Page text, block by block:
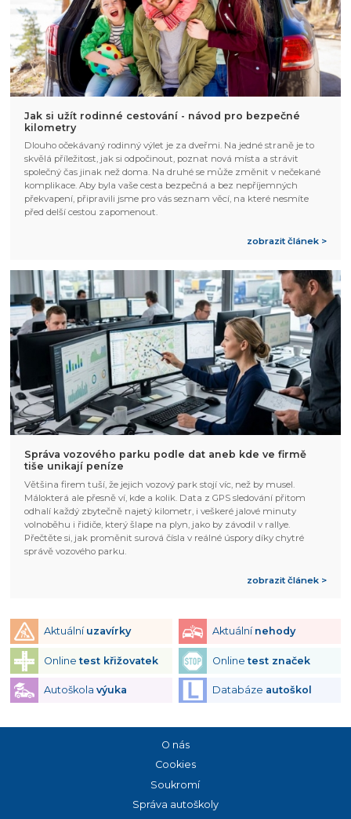
Jak si užít rodinné cestování - návod pro bezpečné
kilometry
Dlouho očekávaný rodinný výlet je za dveřmi. Na jedné straně je to
skvělá příležitost, jak si odpočinout, poznat nová místa a strávit
společný čas jinak než doma. Na druhé se může změnit v nečekané
komplikace. Aby byla vaše cesta bezpečná a bez nepříjemných
překvapení, připravili jsme pro vás seznam věcí, na které nesmíte
před delší cestou zapomenout.
zobrazit článek >
Správa vozového parku podle dat aneb kde ve firmě
tiše unikají peníze
Většina firem tuší, že jejich vozový park stojí víc, než by musel.
Málokterá ale přesně ví, kde a kolik. Data z GPS sledování přitom
odhalí každý zbytečně najetý kilometr, i veškeré jalové minuty
volnoběhu i řidiče, který šlape na plyn, jako by závodil v rallye.
Přečtěte si, jak proměnit surová čísla v reálné úspory díky chytré
správě vozového parku.
zobrazit článek >
Aktuální uzavírky Aktuální nehody
Onlinetest křižovatek Onlinetest značek
Autoškola výuka Databáze autoškol
O nás
Cookies
Soukromí
Správa autoškoly